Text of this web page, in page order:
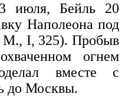
июля, Бейль 20
Наполеона под
I, 325). Пробыв
огнем
вместе с
до Москвы.